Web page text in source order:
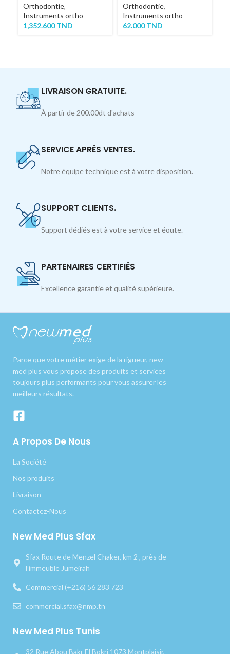
Orthodontie,
Instruments ortho
1,352.600TND
Orthodontie,
Instruments ortho
62.000TND
LIVRAISON GRATUITE.
À partir de 200.00dt d'achats
SERVICE APRÉS VENTES.
Notre équipe technique est à votre disposition.
SUPPORT CLIENTS.
Support dédiés est à votre service et éoute.
PARTENAIRES CERTIFIÉS
Excellence garantie et qualité supérieure.
Parce que votre métier exige de la rigueur, new
med plus vous propose des produits et services
toujours plus performants pour vous assurer les
meilleurs résultats.
A Propos De Nous
La Société
Nos produits
Livraison
Contactez-Nous
New Med Plus Sfax
Sfax Route de Menzel Chaker, km 2 , près de
l’immeuble Jumeirah
Commercial (+216) 56 283 723
commercial.sfax@nmp.tn
New Med Plus Tunis
32 Rue Abou Bakr El Bokri 1073 Montplaisir,